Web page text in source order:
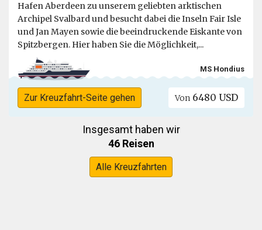
Hafen Aberdeen zu unserem geliebten arktischen
Archipel Svalbard und besucht dabei die Inseln Fair Isle
und Jan Mayen sowie die beeindruckende Eiskante von
Spitzbergen. Hier haben Sie die Möglichkeit,...
MS Hondius
Zur Kreuzfahrt-Seite gehen Von 6480 USD
Insgesamt haben wir
46 Reisen
Alle Kreuzfahrten